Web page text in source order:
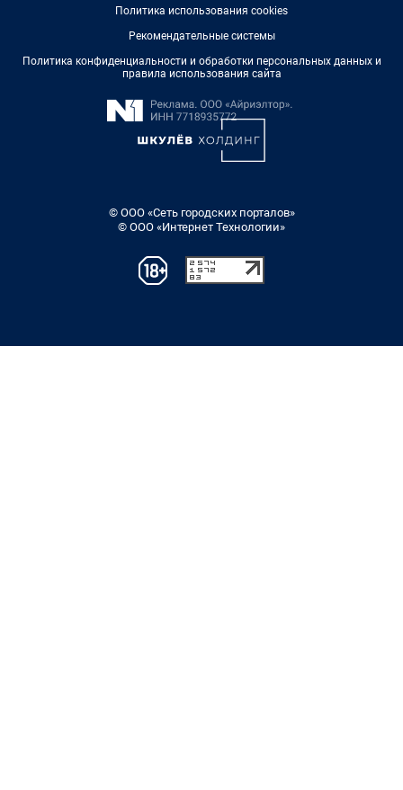
Политика использования cookies
Рекомендательные системы
Политика конфиденциальности и обработки персональных данных и
правила использования сайта
© ООО «Сеть городских порталов»
© ООО «Интернет Технологии»